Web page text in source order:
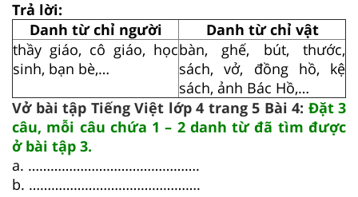
Trả lời:
Danh từ chỉ người
Danh từ chỉ vật
thầy giáo, cô giáo, học
sinh, bạn bè,…
bàn, ghế, bút, thước,
sách, vở, đồng hồ, kệ
sách, ảnh Bác Hồ,…
Vở bài tập Tiếng Việt lớp 4 trang 5 Bài 4: Đặt 3
câu, mỗi câu chứa 1 – 2 danh từ đã tìm được
ở bài tập 3.
a. ……………………………………….
b. ……………………………………….